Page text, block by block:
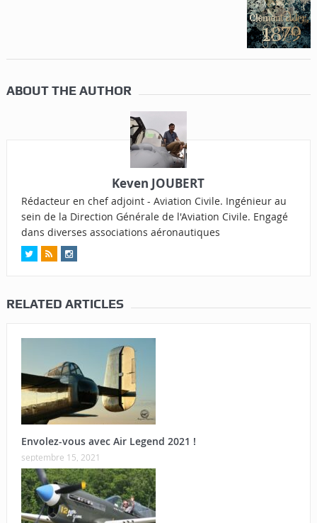
ABOUT THE AUTHOR
Keven JOUBERT
Rédacteur en chef adjoint - Aviation Civile. Ingénieur au
sein de la Direction Générale de l'Aviation Civile. Engagé
dans diverses associations aéronautiques
RELATED ARTICLES
Envolez-vous avec Air Legend 2021 !
septembre 15, 2021